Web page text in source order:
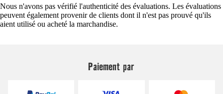
Nous n'avons pas vérifié l'authenticité des évaluations. Les évaluations
peuvent également provenir de clients dont il n'est pas prouvé qu'ils
aient utilisé ou acheté la marchandise.
Paiement par